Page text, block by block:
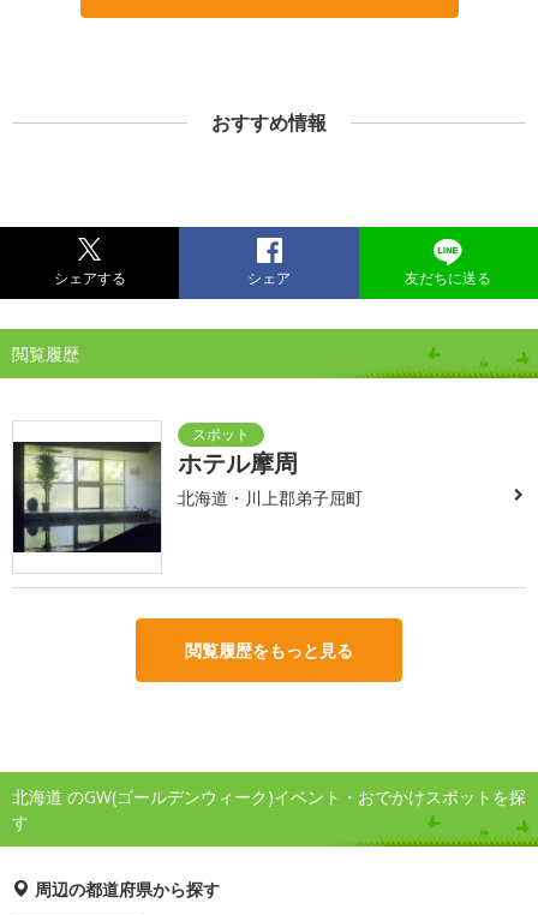
おすすめ情報
シェアする シェア 友だちに送る
閲覧履歴
ホテル摩周
北海道・川上郡弟子屈町
閲覧履歴をもっと見る
北海道 のGW(ゴールデンウィーク)イベント・おでかけスポットを探
す
周辺の都道府県から探す